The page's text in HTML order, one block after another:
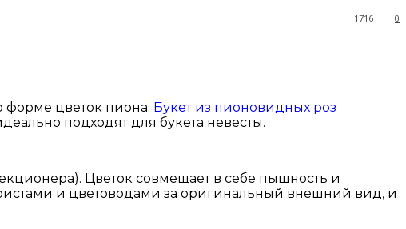
0
1716
форме цветок пиона. Букет из пионовидных роз
подходят для букета невесты.
Цветок совмещает в себе пышность и
и цветоводами за оригинальный внешний вид, и